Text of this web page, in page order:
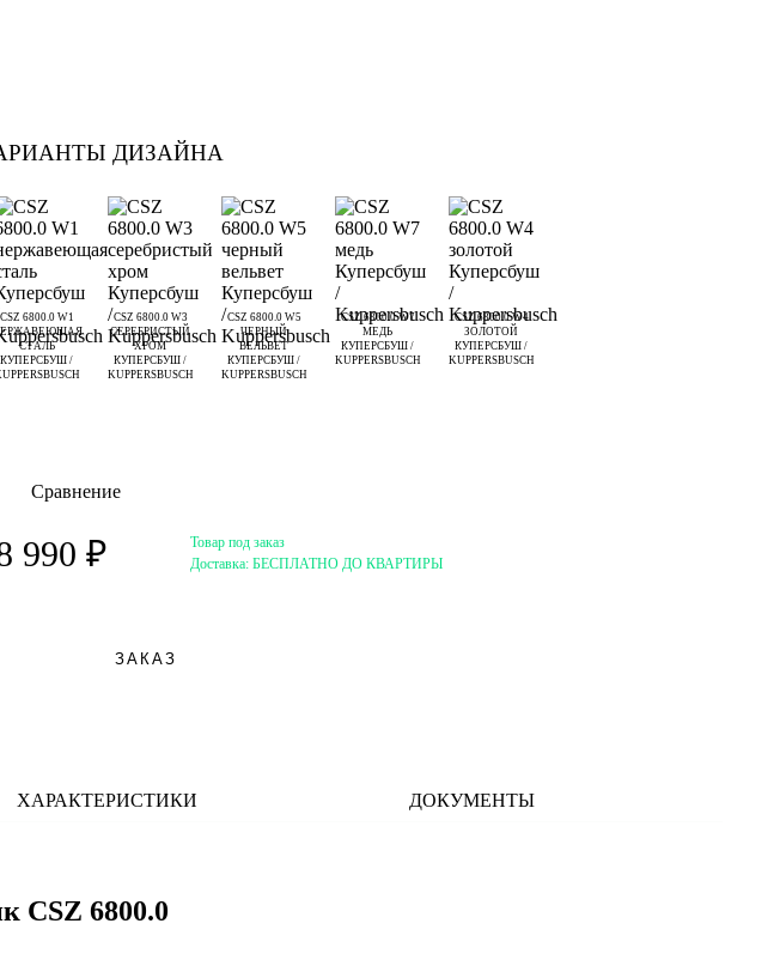
ДИЗАЙНА
CSZ 6800.0 W1
СТАЛЬ
КУПЕРСБУШ /
CSZ 6800.0 W3
СЕРЕБРИСТЫЙ
ХРОМ
КУПЕРСБУШ /
KUPPERSBUSCH
CSZ 6800.0 W5
ЧЕРНЫЙ
ВЕЛЬВЕТ
КУПЕРСБУШ /
KUPPERSBUSCH
CSZ 6800.0 W7
МЕДЬ
КУПЕРСБУШ /
KUPPERSBUSCH
CSZ 6800.0 W4
ЗОЛОТОЙ
КУПЕРСБУШ /
KUPPERSBUSCH
Сравнение
990 ₽
Товар под заказ
Доставка: БЕСПЛАТНО ДО КВАРТИРЫ
ЗАКАЗ
ХАРАКТЕРИСТИКИ ДОКУМЕНТЫ
CSZ 6800.0